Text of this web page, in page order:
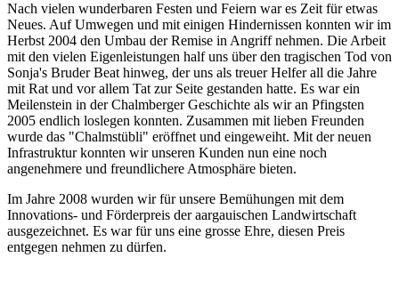
Nach vielen wunderbaren Festen und Feiern war es Zeit für etwas
Neues. Auf Umwegen und mit einigen Hindernissen konnten wir im
Herbst 2004 den Umbau der Remise in Angriff nehmen. Die Arbeit
mit den vielen Eigenleistungen half uns über den tragischen Tod von
Sonja's Bruder Beat hinweg, der uns als treuer Helfer all die Jahre
mit Rat und vor allem Tat zur Seite gestanden hatte. Es war ein
Meilenstein in der Chalmberger Geschichte als wir an Pfingsten
2005 endlich loslegen konnten. Zusammen mit lieben Freunden
wurde das "Chalmstübli" eröffnet und eingeweiht. Mit der neuen
Infrastruktur konnten wir unseren Kunden nun eine noch
angenehmere und freundlichere Atmosphäre bieten.
Im Jahre 2008 wurden wir für unsere Bemühungen mit dem
Innovations- und Förderpreis der aargauischen Landwirtschaft
ausgezeichnet. Es war für uns eine grosse Ehre, diesen Preis
entgegen nehmen zu dürfen.